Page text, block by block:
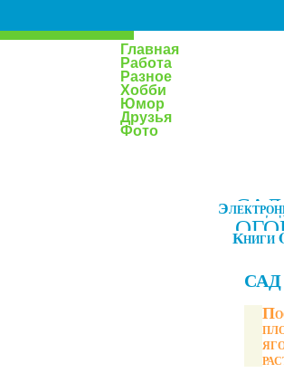
Главная
Работа
Разное
Хобби
Юмор
Друзья
Фото
САД
Книги